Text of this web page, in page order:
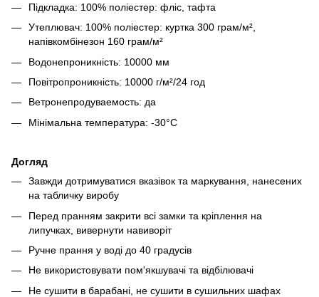
Підкладка: 100% поліестер: фліс, тафта
Утеплювач: 100% поліестер: куртка 300 грам/м²,
напівкомбінезон 160 грам/м²
Водонепроникність: 10000 мм
Повітропроникність: 10000 г/м²/24 год
Ветронепродуваемость: да
Мінімальна температура: -30°C
Догляд
Завжди дотримуватися вказівок та маркування, нанесених
на табличку виробу
Перед пранням закрити всі замки та кріплення на
липучках, вивернути навиворіт
Ручне прання у воді до 40 градусів
Не використовувати пом'якшувачі та відбілювачі
Не сушити в барабані, не сушити в сушильних шафах